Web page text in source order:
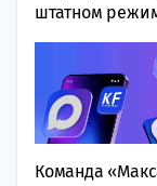
штатном
Команда